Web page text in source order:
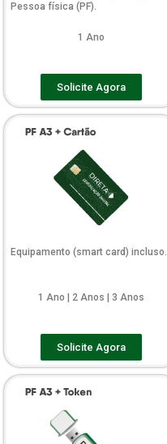
Pessoa física (PF).
1 Ano
Solicite Agora
Equipamento (smart card) incluso.
1 Ano | 2 Anos | 3 Anos
Solicite Agora